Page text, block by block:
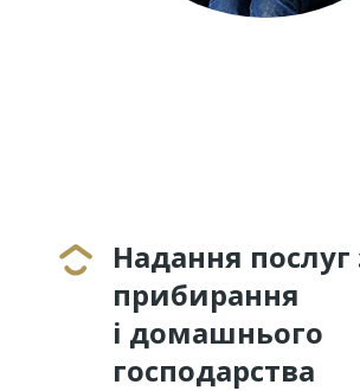
Надання послуг
прибирання
і домашнього
господарства